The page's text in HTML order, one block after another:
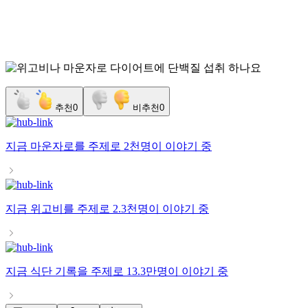
추천0 비추천0
지금 마운자로를 주제로 2천명이 이야기 중
지금 위고비 를 주제로 2.3천명이 이야기 중
지금 식단 기록을 주제로 13.3만명이 이야기 중